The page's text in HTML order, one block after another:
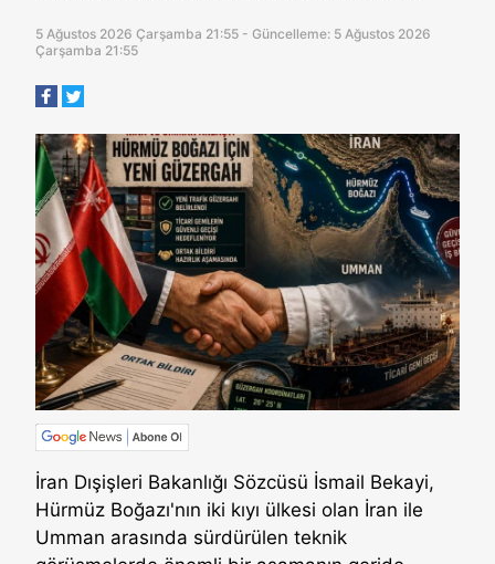
5 Ağustos 2026 Çarşamba 21:55 - Güncelleme: 5 Ağustos 2026
Çarşamba 21:55
İran Dışişleri Bakanlığı Sözcüsü İsmail Bekayi,
Hürmüz Boğazı'nın iki kıyı ülkesi olan İran ile
Umman arasında sürdürülen teknik